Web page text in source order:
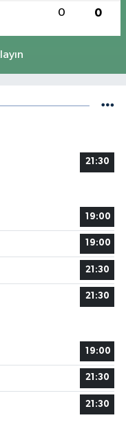
0 0
21:30
19:00
19:00
21:30
21:30
19:00
21:30
21:30